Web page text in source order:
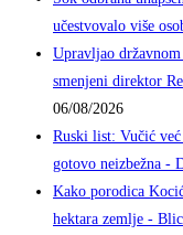
učestvovalo više
Upravljao
smenjeni direktor
06/08/2026
Ruski list: Vučić
gotovo neizbežna -
Kako porodica
hektara zemlje - Blic